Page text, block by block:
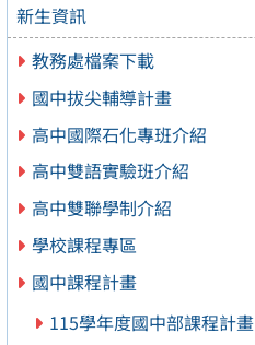
新生資訊
教務處檔案下載
國中拔尖輔導計畫
高中國際石化專班介紹
高中雙語實驗班介紹
高中雙聯學制介紹
學校課程專區
國中課程計畫
115學年度國中部課程計畫